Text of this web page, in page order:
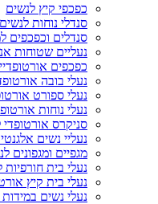
כפכפי קיץ לנשים
סנדלי נוחות לנשים
סנדלים וכפכפים
נעליים שטוחות
כפכפים
נעלי בובה
נעלי ספורט
נעלי נוחות
סניקרס אורטופדי
נעליי נשים
מגפיים ומגפונים
נעלי בית חורפיות
נעלי בית קיץ
נעלי נשים במידות